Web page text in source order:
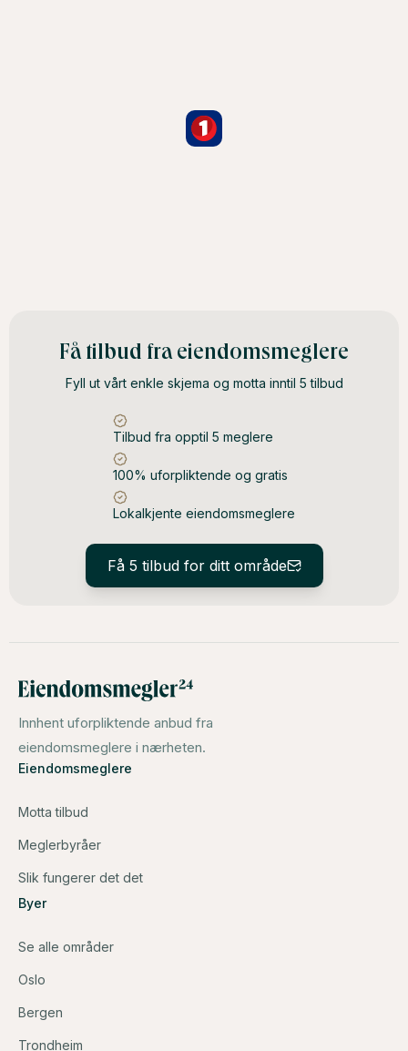
Få tilbud fra eiendomsmeglere
Fyll ut vårt enkle skjema og motta inntil 5 tilbud
Tilbud fra opptil 5 meglere
100% uforpliktende og gratis
Lokalkjente eiendomsmeglere
Få 5 tilbud for ditt område
Innhent uforpliktende anbud fra
eiendomsmeglere i nærheten.
Eiendomsmeglere
Motta tilbud
Meglerbyråer
Slik fungerer det det
Byer
Se alle områder
Oslo
Bergen
Trondheim